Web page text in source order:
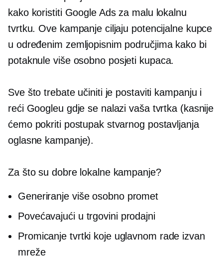
kako koristiti Google Ads za malu lokalnu
tvrtku. Ove kampanje ciljaju potencijalne kupce
u određenim zemljopisnim područjima kako bi
potaknule više osobnoposjeti kupaca.
Sve što trebate učiniti je postaviti kampanju i
reći Googleu gdje se nalazi vaša tvrtka (kasnije
ćemo pokriti postupak stvarnog postavljanja
oglasne kampanje).
Za što su dobre lokalne kampanje?
Generiranje višeosobnopromet
Povećavajući u trgoviniprodajni
Promicanje tvrtki koje uglavnom rade izvan
mreže